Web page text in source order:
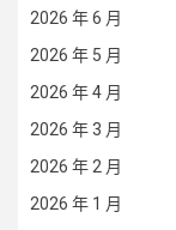
2026 年 6 月
2026 年 5 月
2026 年 4 月
2026 年 3 月
2026 年 2 月
2026 年 1 月